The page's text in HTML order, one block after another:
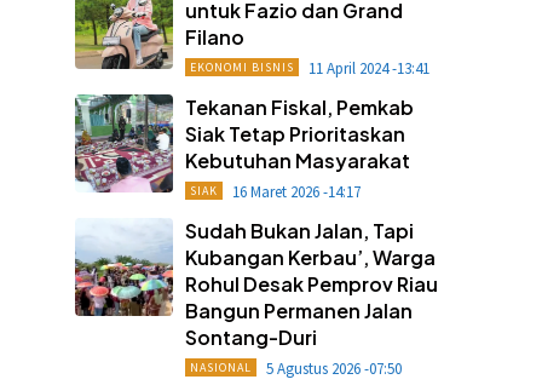
untuk Fazio dan Grand
Filano
EKONOMI BISNIS 11 April 2024 -13:41
Tekanan Fiskal, Pemkab
Siak Tetap Prioritaskan
Kebutuhan Masyarakat
SIAK 16 Maret 2026 -14:17
Sudah Bukan Jalan, Tapi
Kubangan Kerbau’, Warga
Rohul Desak Pemprov Riau
Bangun Permanen Jalan
Sontang-Duri
NASIONAL 5 Agustus 2026 -07:50